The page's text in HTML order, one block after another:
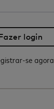
se agora